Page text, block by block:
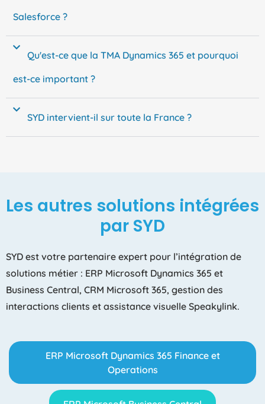
Salesforce ?
Qu'est-ce que la TMA Dynamics 365 et pourquoi
est-ce important ?
SYD intervient-il sur toute la France ?
Les autres solutions intégrées
par SYD
SYD est votre partenaire expert pour l’intégration de
solutions métier : ERP Microsoft Dynamics 365 et
Business Central, CRM Microsoft 365, gestion des
interactions clients et assistance visuelle Speakylink.
ERP Microsoft Dynamics 365 Finance et
Operations